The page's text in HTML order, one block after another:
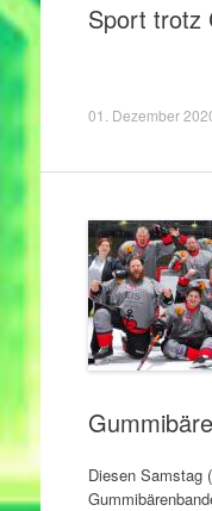
Sport trotz
01. Dezember
Diesen Samstag